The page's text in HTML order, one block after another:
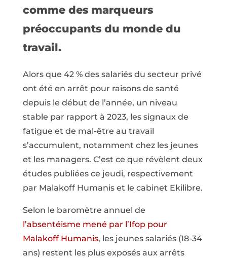
comme des marqueurs
préoccupants du monde du
travail.
Alors que 42 % des salariés du secteur privé
ont été en arrêt pour raisons de santé
depuis le début de l’année, un niveau
stable par rapport à 2023, les signaux de
fatigue et de mal-être au travail
s’accumulent, notamment chez les jeunes
et les managers. C’est ce que révèlent deux
études publiées ce jeudi, respectivement
par Malakoff Humanis et le cabinet Ekilibre.
Selon le baromètre annuel de
l’absentéisme mené par l’Ifop pour
Malakoff Humanis, les jeunes salariés (18-34
ans) restent les plus exposés aux arrêts